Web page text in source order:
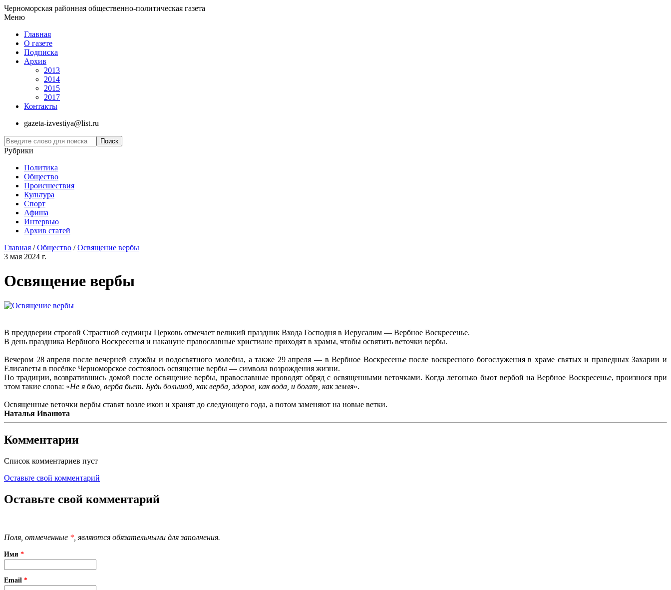
Черноморская районная общественно-политическая газета
Меню
Главная
О газете
Подписка
Архив
2013
2014
2015
2017
Контакты
gazeta-izvestiya@list.ru
Рубрики
Политика
Общество
Проиcшествия
Культура
Спорт
Афиша
Интервью
Архив статей
Главная /Общество /Освящение вербы
3 мая 2024 г.
Освящение вербы
В преддверии строгой Страстной седмицы Церковь отмечает великий праздник Входа Господня в Иерусалим — Вербное Воскресенье.
В день праздника Вербного Воскресенья и накануне православные христиане приходят в храмы, чтобы освятить веточки вербы.
Вечером 28 апреля после вечерней службы и водосвятного молебна, а также 29 апреля — в Вербное Воскресенье после воскресного богослужения в храме святых и праведных Захарии и
Елисаветы в посёлке Черноморское состоялось освящение вербы — символа возрождения жизни.
По традиции, возвратившись домой после освящение вербы, православные проводят обряд с освященными веточками. Когда легонько бьют вербой на Вербное Воскресенье, произнося при
этом такие слова: «Не я бью, верба бьет. Будь большой, как верба, здоров, как вода, и богат, как земля».
Освященные веточки вербы ставят возле икон и хранят до следующего года, а потом заменяют на новые ветки.
Наталья Иванюта
Комментарии
Список комментариев пуст
Оставьте свой комментарий
Оставьте свой комментарий
Поля, отмеченные * , являются обязательными для заполнения.
Имя *
Email *